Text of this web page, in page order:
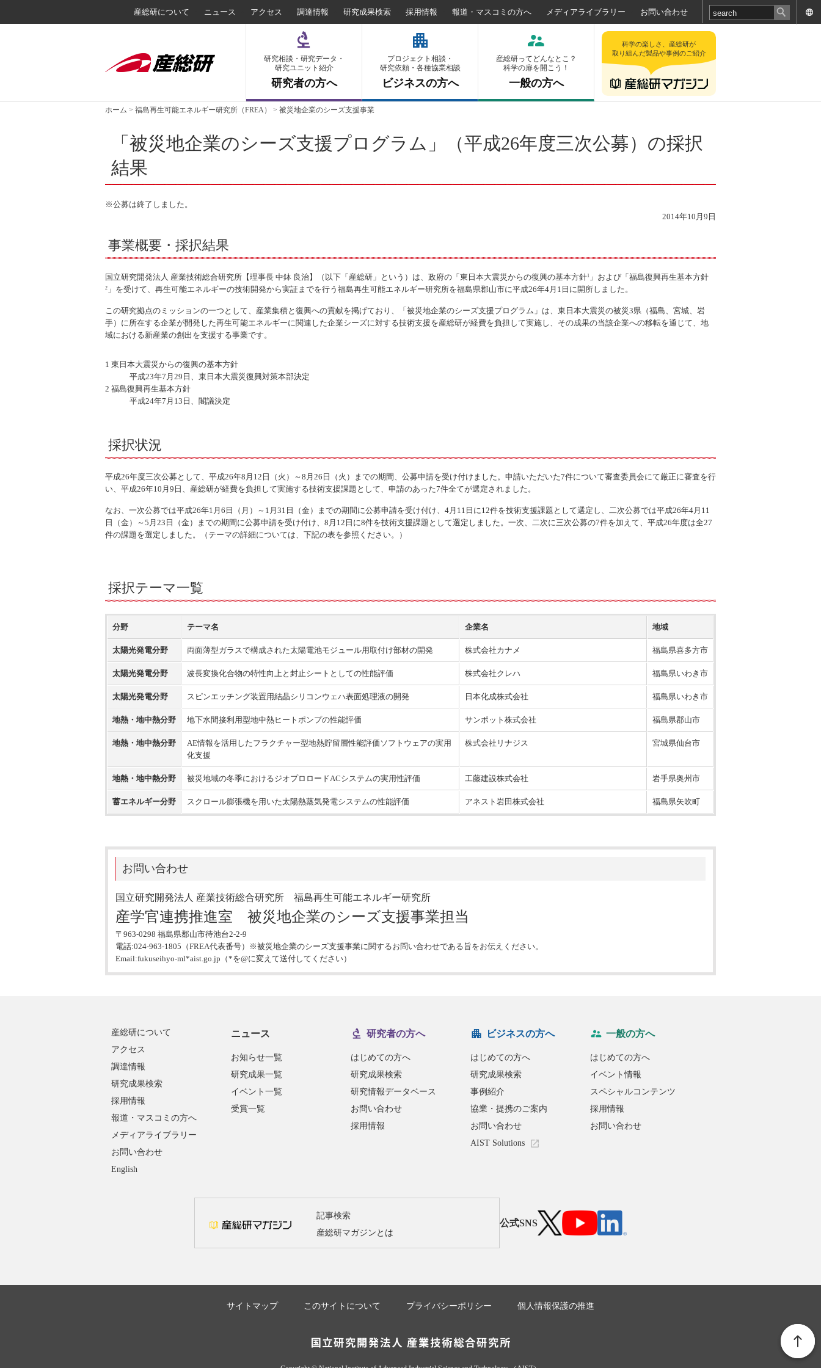
産総研について ニュース アクセス 調達情報 研究成果検索 採用情報 報道・マスコミの方へ メディアライブラリー お問い合わせ
研究相談・研究データ・
研究ユニット紹介
研究者の方へ
プロジェクト相談・
研究依頼・各種協業相談
ビジネスの方へ
産総研ってどんなとこ？
科学の扉を開こう！
一般の方へ
科学の楽しさ、産総研が
取り組んだ製品や事例のご紹介
ホーム > 福島再生可能エネルギー研究所（FREA） > 被災地企業のシーズ支援事業
「被災地企業のシーズ支援プログラム」（平成26年度三次公募）の採択
結果
※公募は終了しました。
2014年10月9日
事業概要・採択結果
国立研究開発法人 産業技術総合研究所【理事長 中鉢 良治】（以下「産総研」という）は、政府の「東日本大震災からの復興の基本方針1 」および「福島復興再生基本方針
2 」を受けて、再生可能エネルギーの技術開発から実証までを行う福島再生可能エネルギー研究所を福島県郡山市に平成26年4月1日に開所しました。
この研究拠点のミッションの一つとして、産業集積と復興への貢献を掲げており、「被災地企業のシーズ支援プログラム」は、東日本大震災の被災3県（福島、宮城、岩
手）に所在する企業が開発した再生可能エネルギーに関連した企業シーズに対する技術支援を産総研が経費を負担して実施し、その成果の当該企業への移転を通じて、地
域における新産業の創出を支援する事業です。
1 東日本大震災からの復興の基本方針
平成23年7月29日、東日本大震災復興対策本部決定
2 福島復興再生基本方針
平成24年7月13日、閣議決定
採択状況
平成26年度三次公募として、平成26年8月12日（火）～8月26日（火）までの期間、公募申請を受け付けました。申請いただいた7件について審査委員会にて厳正に審査を行
い、平成26年10月9日、産総研が経費を負担して実施する技術支援課題として、申請のあった7件全てが選定されました。
なお、一次公募では平成26年1月6日（月）～1月31日（金）までの期間に公募申請を受け付け、4月11日に12件を技術支援課題として選定し、二次公募では平成26年4月11
日（金）～5月23日（金）までの期間に公募申請を受け付け、8月12日に8件を技術支援課題として選定しました。一次、二次に三次公募の7件を加えて、平成26年度は全27
件の課題を選定しました。（テーマの詳細については、下記の表を参照ください。）
採択テーマ一覧
分野 テーマ名 企業名 地域
太陽光発電分野 両面薄型ガラスで構成された太陽電池モジュール用取付け部材の開発 株式会社カナメ 福島県喜多方市
太陽光発電分野 波長変換化合物の特性向上と封止シートとしての性能評価 株式会社クレハ 福島県いわき市
太陽光発電分野 スピンエッチング装置用結晶シリコンウェハ表面処理液の開発 日本化成株式会社 福島県いわき市
地熱・地中熱分野 地下水間接利用型地中熱ヒートポンプの性能評価 サンポット株式会社 福島県郡山市
地熱・地中熱分野
AE情報を活用したフラクチャー型地熱貯留層性能評価ソフトウェアの実用
化支援
株式会社リナジス 宮城県仙台市
地熱・地中熱分野 被災地域の冬季におけるジオプロロードACシステムの実用性評価 工藤建設株式会社 岩手県奥州市
蓄エネルギー分野 スクロール膨張機を用いた太陽熱蒸気発電システムの性能評価 アネスト岩田株式会社 福島県矢吹町
お問い合わせ
国立研究開発法人 産業技術総合研究所 福島再生可能エネルギー研究所
産学官連携推進室 被災地企業のシーズ支援事業担当
〒963-0298 福島県郡山市待池台2-2-9
電話:024-963-1805（FREA代表番号）※被災地企業のシーズ支援事業に関するお問い合わせである旨をお伝えください。
Email:fukuseihyo-ml*aist.go.jp（*を@に変えて送付してください）
産総研について
アクセス
調達情報
研究成果検索
採用情報
報道・マスコミの方へ
メディアライブラリー
お問い合わせ
English
ニュース
お知らせ一覧
研究成果一覧
イベント一覧
受賞一覧
研究者の方へ
はじめての方へ
研究成果検索
研究情報データベース
お問い合わせ
採用情報
ビジネスの方へ
はじめての方へ
研究成果検索
事例紹介
協業・提携のご案内
お問い合わせ
AIST Solutions
一般の方へ
はじめての方へ
イベント情報
スペシャルコンテンツ
採用情報
お問い合わせ
記事検索
産総研マガジンとは
公式SNS
サイトマップ このサイトについて プライバシーポリシー 個人情報保護の推進